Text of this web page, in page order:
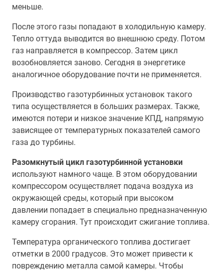
меньше.
После этого газы попадают в холодильную камеру.
Тепло оттуда выводится во внешнюю среду. Потом
газ направляется в компрессор. Затем цикл
возобновляется заново. Сегодня в энергетике
аналогичное оборудование почти не применяется.
Производство газотурбинных установок такого
типа осуществляется в больших размерах. Также,
имеются потери и низкое значение КПД, напрямую
зависящее от температурных показателей самого
газа до турбины.
Разомкнутый цикл газотурбинной установки
используют намного чаще. В этом оборудовании
компрессором осуществляет подача воздуха из
окружающей среды, который при высоком
давлении попадает в специально предназначенную
камеру сгорания. Тут происходит сжигание топлива.
Температура органического топлива достигает
отметки в 2000 градусов. Это может привести к
повреждению металла самой камеры. Чтобы